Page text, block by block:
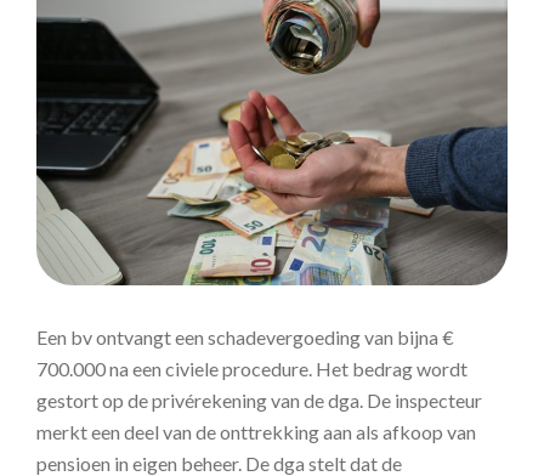
Een bv ontvangt een schadevergoeding van bijna €
700.000 na een civiele procedure. Het bedrag wordt
gestort op de privérekening van de dga. De inspecteur
merkt een deel van de onttrekking aan als afkoop van
pensioen in eigen beheer. De dga stelt dat de